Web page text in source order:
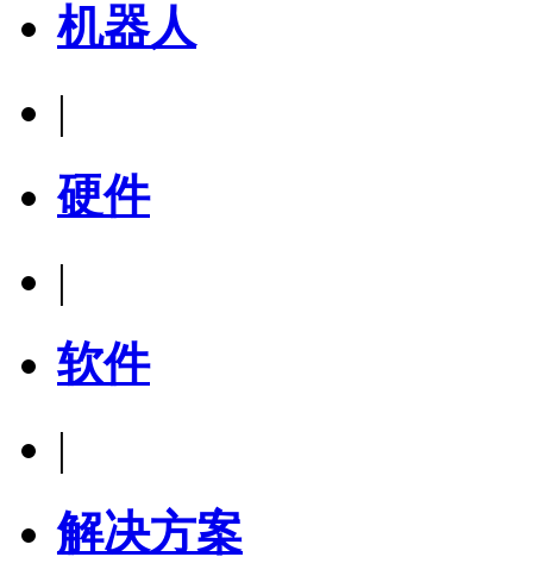
机器人
|
硬件
|
软件
|
解决方案